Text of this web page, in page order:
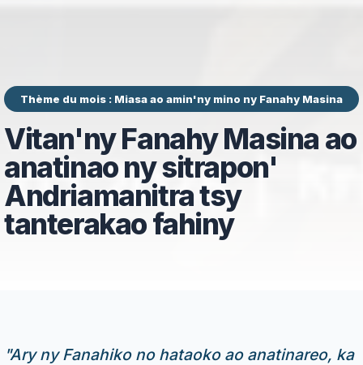
Thème du mois : Miasa ao amin'ny mino ny Fanahy Masina
Vitan'ny Fanahy Masina ao
anatinao ny sitrapon'
Andriamanitra tsy
tanterakao fahiny
"Ary ny Fanahiko no hataoko ao anatinareo, ka